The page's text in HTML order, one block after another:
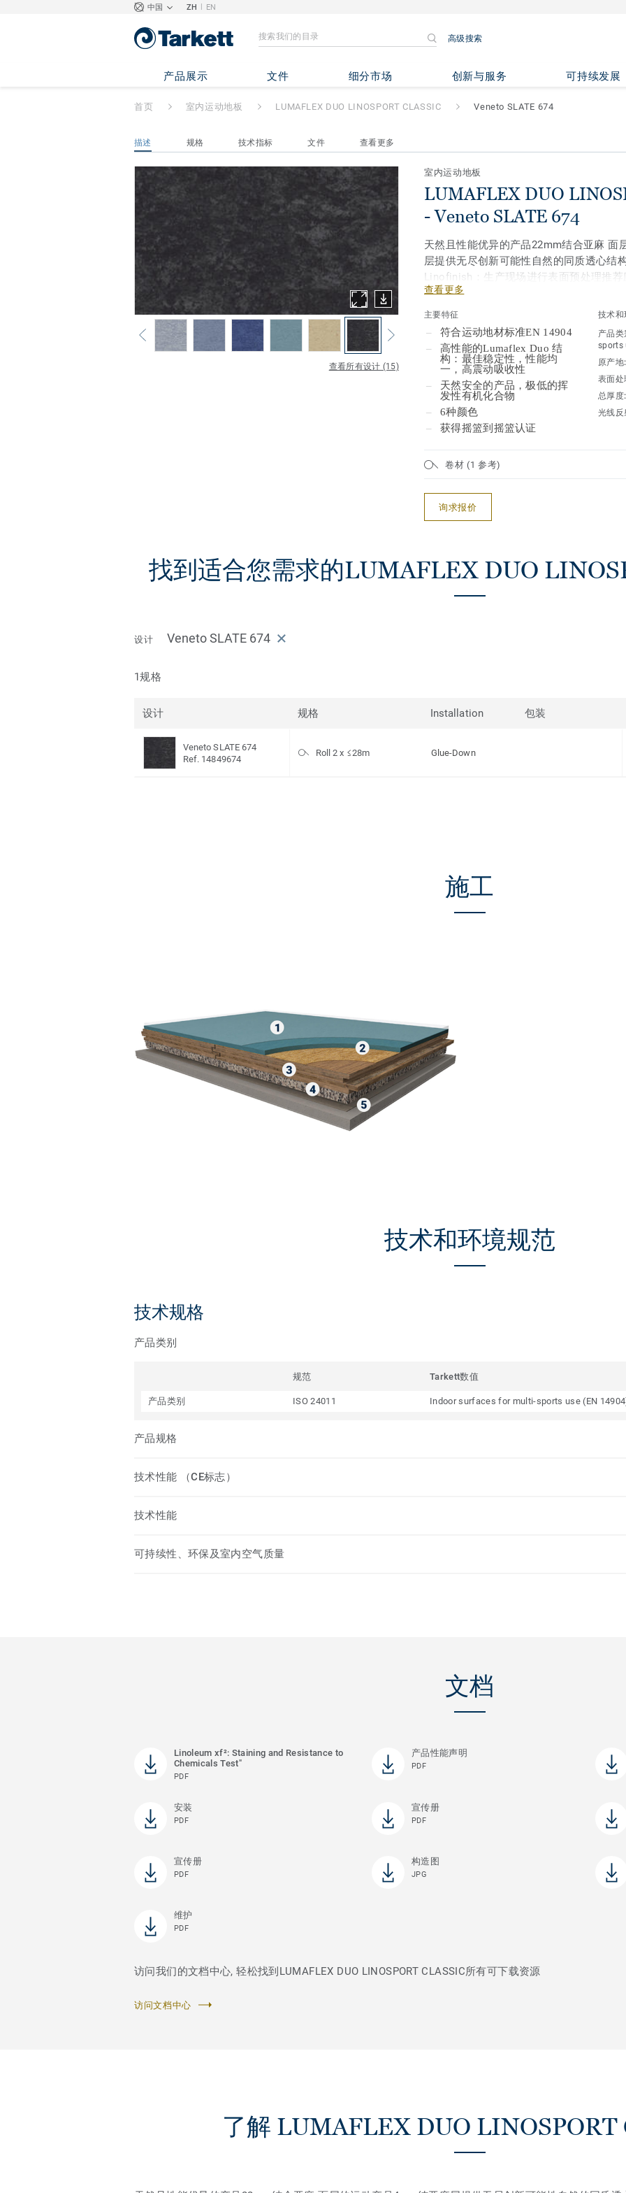
中国 ZH | EN
高级搜索
产品展示 文件 细分市场 创新与服务 可持续发展
LUMAFLEX DUO LINOSPORT CLASSIC -
首页 室内运动地板 LUMAFLEX DUO LINOSPORT CLASSIC Veneto SLATE 674
描述 规格 技术指标 文件 查看更多
查看所有设计 (15)
室内运动地板
LUMAFLEX DUO
- Veneto SLATE 674
天然且性能优异的产品22mm结合亚麻 面
层提供无尽创新可能性自然的同质透心结
Linofinish：生产现场进行表面预处理推
查看更多
主要特征
符合运动地材标准EN 14904
高性能的Lumaflex Duo 结
构：最佳稳定性，性能均
一，高震动吸收性
天然安全的产品，极低的挥
发性有机化合物
6种颜色
获得摇篮到摇篮认证
技术和
产品
sports
原产
表面
总厚
光线反
卷材 (1 参考)
询求报价
找到适合您需求的LUMAFLEX DUO
设计 Veneto SLATE 674
1规格
设计 规格 Installation 包装
Veneto SLATE 674
Ref. 14849674
Roll 2 x ≤28m Glue-Down
施工
技术和环境规范
技术规格
产品类别
规范 Tarkett数值
产品类别 ISO 24011 Indoor surfaces for multi-sports use (EN
产品规格
技术性能 （CE标志）
技术性能
可持续性、环保及室内空气质量
文档
Linoleum xf²: Staining and Resistance to
Chemicals Test"
PDF
产品性能声明
PDF
安装
PDF
宣传册
PDF
宣传册
PDF
构造图
JPG
维护
PDF
访问我们的文档中心, 轻松找到LUMAFLEX DUO LINOSPORT CLASSIC所有可下载资源
访问文档中心
了解 LUMAFLEX DUO LINOSPORT